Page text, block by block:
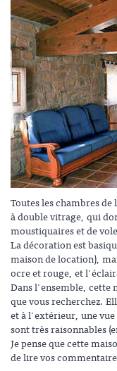
Toutes les chambres
à double vitrage, qui
moustiquaires et de
La décoration est
maison de location),
ocre et rouge, et
Dans l'ensemble, cette
que vous recherchez.
et à l'extérieur, une
sont très raisonnables
Je pense que cette
de lire vos